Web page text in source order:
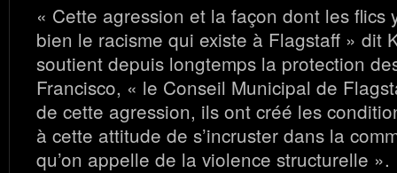
« Cette agression et la façon dont les flics
bien le racisme qui existe à Flagstaff » dit
soutient depuis longtemps la protection
Francisco, « le Conseil Municipal de
de cette agression, ils ont créé les
à cette attitude de s’incruster dans la
qu’on appelle de la violence structurelle ».